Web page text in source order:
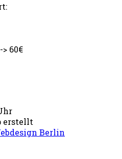
> 60€
erstellt